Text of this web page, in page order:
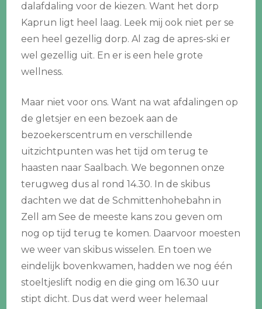
dalafdaling voor de kiezen. Want het dorp
Kaprun ligt heel laag. Leek mij ook niet per se
een heel gezellig dorp. Al zag de apres-ski er
wel gezellig uit. En er is een hele grote
wellness.
Maar niet voor ons. Want na wat afdalingen op
de gletsjer en een bezoek aan de
bezoekerscentrum en verschillende
uitzichtpunten was het tijd om terug te
haasten naar Saalbach. We begonnen onze
terugweg dus al rond 14.30. In de skibus
dachten we dat de Schmittenhohebahn in
Zell am See de meeste kans zou geven om
nog op tijd terug te komen. Daarvoor moesten
we weer van skibus wisselen. En toen we
eindelijk bovenkwamen, hadden we nog één
stoeltjeslift nodig en die ging om 16.30 uur
stipt dicht. Dus dat werd weer helemaal